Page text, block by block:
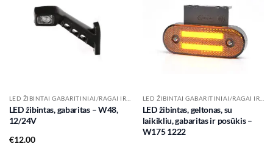
LED žibintas, gabaritas – W48,
12/24V
€12.00
LED žibintas, geltonas, su
laikikliu, gabaritas ir posūkis –
W175 1222